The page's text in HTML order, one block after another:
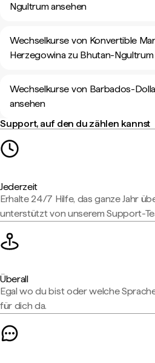
Ngultrum ansehen
Wechselkurse von Konvertible
Herzegowina zu Bhutan-Ngultrum
Wechselkurse von Barbados-
ansehen
Support, auf den du zählen kannst
Jederzeit
Erhalte 24/7 Hilfe, das ganze Jahr
unterstützt von unserem Support-
Überall
Egal wo du bist oder welche
für dich da.